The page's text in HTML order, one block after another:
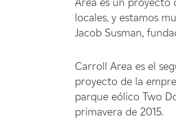
locales, y estamos
Jacob Susman,
Carroll Area es el
proyecto de la
parque eólico Two
primavera de 2015.